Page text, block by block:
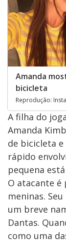
Amanda
bicicleta
Reprodução:
A filha do
Amanda
de bicicleta e
rápido
pequena
O atacante é
meninas.
um breve
Dantas.
como uma